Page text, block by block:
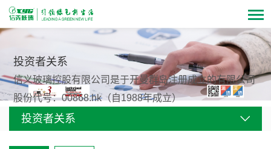
投资者关系
信义玻璃控股有限公司是于开曼群岛注册成立的有限公司
股份代号：00868.hk（自1988年成立）
投资者关系